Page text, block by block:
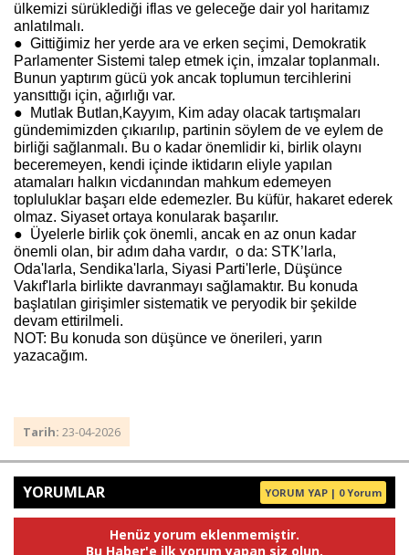
ülkemizi sürüklediği iflas ve geleceğe dair yol haritamız
anlatılmalı.
● Gittiğimiz her yerde ara ve erken seçimi, Demokratik
Parlamenter Sistemi talep etmek için, imzalar toplanmalı.
Bunun yaptırım gücü yok ancak toplumun tercihlerini
yansıttığı için, ağırlığı var.
● Mutlak Butlan,Kayyım, Kim aday olacak tartışmaları
gündemimizden çıkıarılıp, partinin söylem de ve eylem de
birliği sağlanmalı. Bu o kadar önemlidir ki, birlik olaynı
beceremeyen, kendi içinde iktidarın eliyle yapılan
atamaları halkın vicdanından mahkum edemeyen
topluluklar başarı elde edemezler. Bu küfür, hakaret ederek
olmaz. Siyaset ortaya konularak başarılır.
● Üyelerle birlik çok önemli, ancak en az onun kadar
önemli olan, bir adım daha vardır, o da: STK’larla,
Oda'larla, Sendika'larla, Siyasi Parti'lerle, Düşünce
Vakıf'larla birlikte davranmayı sağlamaktır. Bu konuda
başlatılan girişimler sistematik ve peryodik bir şekilde
devam ettirilmeli.
NOT: Bu konuda son düşünce ve önerileri, yarın
yazacağım.
Tarih: 23-04-2026
YORUMLAR YORUM YAP | 0 Yorum
Henüz yorum eklenmemiştir.
Bu Haber'e ilk yorum yapan siz olun.